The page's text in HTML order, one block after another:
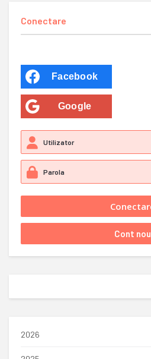
Conectare
Facebook
Google
2026